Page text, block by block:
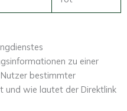
zu einer
Nutzer bestimmter
und wie lautet der Direktlink